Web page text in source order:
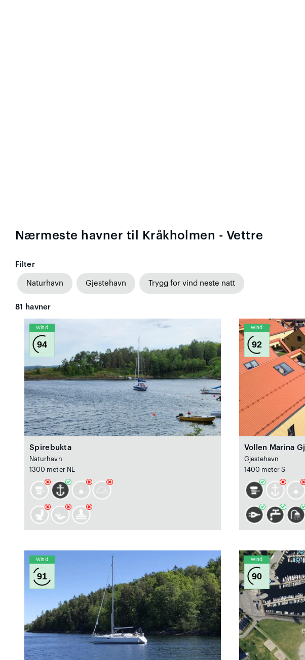
Nærmeste havner til Kråkholmen - Vettre
Filter
Naturhavn Gjestehavn Trygg for vind neste natt
81 havner
Wind
94
Spirebukta
Naturhavn
1300 meter NE
Wind
92
Vollen Marina
Gjestehavn
1400 meter S
Wind
91
Wind
90